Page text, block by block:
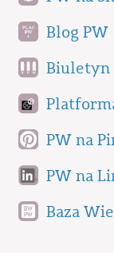
Blog PW
Biuletyn
PW na
PW na
Baza